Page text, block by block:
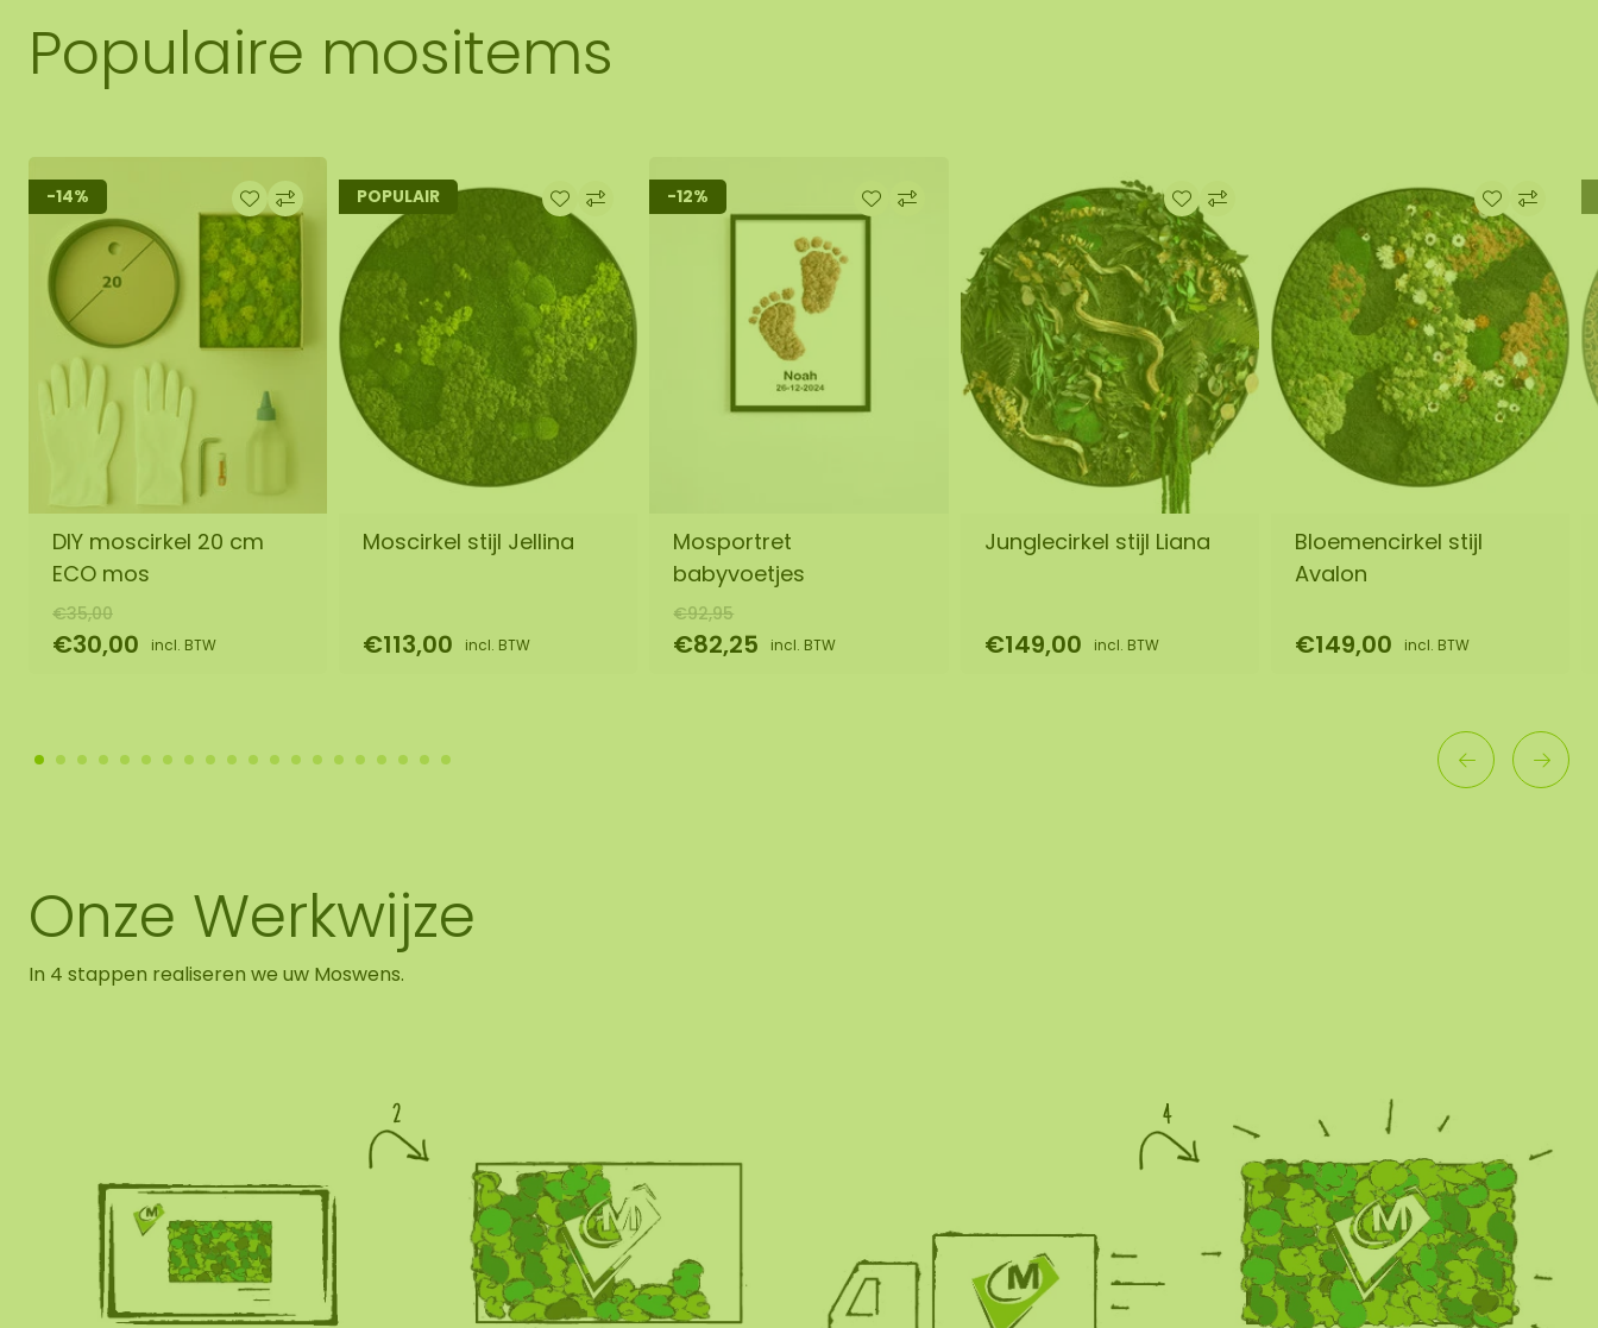
Populaire mositems
-14%
DIY moscirkel 20 cm
ECO mos
€35,00
€30,00 incl. BTW
POPULAIR
Moscirkel stijl Jellina
€113,00 incl. BTW
-12%
Mosportret
babyvoetjes
€92,95
€82,25 incl. BTW
Junglecirkel stijl Liana
€149,00 incl. BTW
Bloemencirkel stijl
Avalon
€149,00 incl. BTW
Onze Werkwijze
In 4 stappen realiseren we uw Moswens.